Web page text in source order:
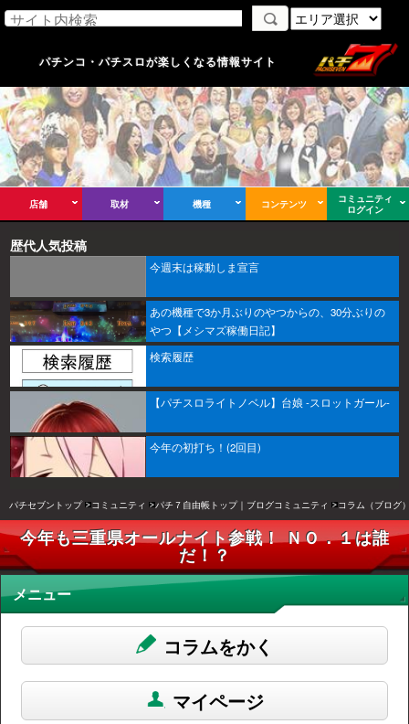
パチンコ・パチスロが楽しくなる情報サイト
店舗 取材 機種 コンテンツ
コミュニティ
ログイン
歴代人気投稿
今週末は稼動しま宣言
あの機種で3か月ぶりのやつからの、30分ぶりの
やつ【メシマズ稼働日記】
検索履歴
【パチスロライトノベル】台娘 -スロットガール-
今年の初打ち！(2回目)
パチセブントップ コミュニティ パチ７自由帳トップ｜ブログコミュニティ コラム（ブログ
今年も三重県オールナイト参戦！ ＮＯ．１は誰
だ！？
メニュー
コラムをかく
マイページ